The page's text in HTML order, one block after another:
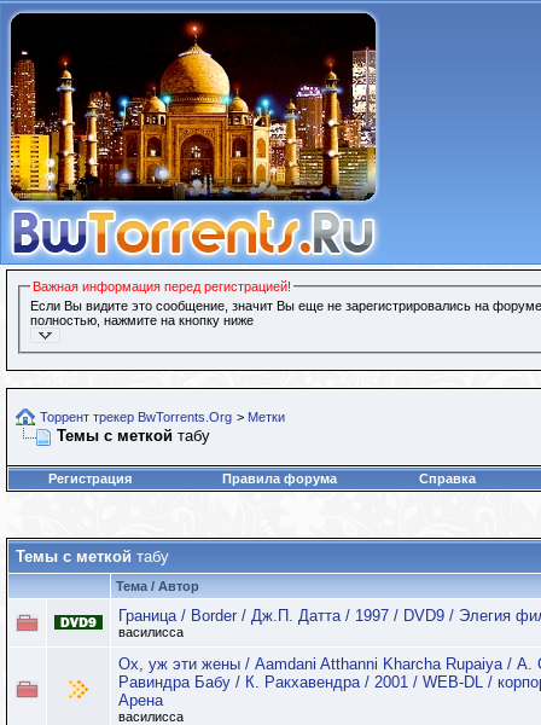
Важная информация перед регистрацией!
Если Вы видите это сообщение, значит Вы еще не зарегистрировались на
полностью, нажмите на кнопку ниже
Торрент трекер BwTorrents.Org > Метки
Темы с меткой табу
Регистрация Правила форума Справка
Темы с меткой табу
Тема / Автор
Граница / Border / Дж.П. Датта / 1997 / DVD9 / Элегия
василисса
Ох, уж эти жены / Aamdani Atthanni Kharcha Rupaiya / А.
Равиндра Бабу / К. Ракхавендра / 2001 / WEB-DL /
Арена
василисса